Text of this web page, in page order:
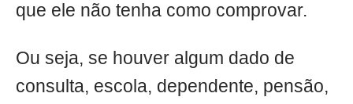
que ele não tenha como comprovar.
Ou seja, se houver algum dado de
consulta, escola, dependente, pensão,